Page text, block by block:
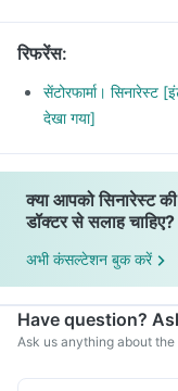
रिफरेंस:
सेंटोरफार्मा।
देखा गया]
क्या आपको सिनारेस्ट
डॉक्टर से सलाह चाहिए?
अभी कंसल्टेशन बुक करें
Have question?
Ask us anything about